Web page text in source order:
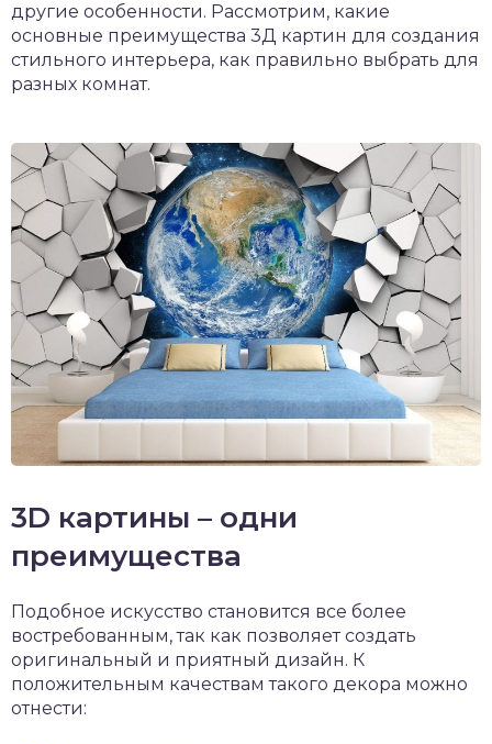
другие особенности. Рассмотрим, какие
основные преимущества 3Д картин для создания
стильного интерьера, как правильно выбрать для
разных комнат.
3D картины – одни
преимущества
Подобное искусство становится все более
востребованным, так как позволяет создать
оригинальный и приятный дизайн. К
положительным качествам такого декора можно
отнести: